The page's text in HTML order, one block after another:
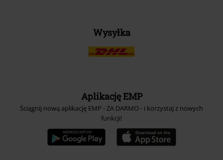
Wysyłka
Aplikację EMP
Ściągnij nową aplikację EMP - ZA DARMO - i korzystaj z nowych
funkcji!